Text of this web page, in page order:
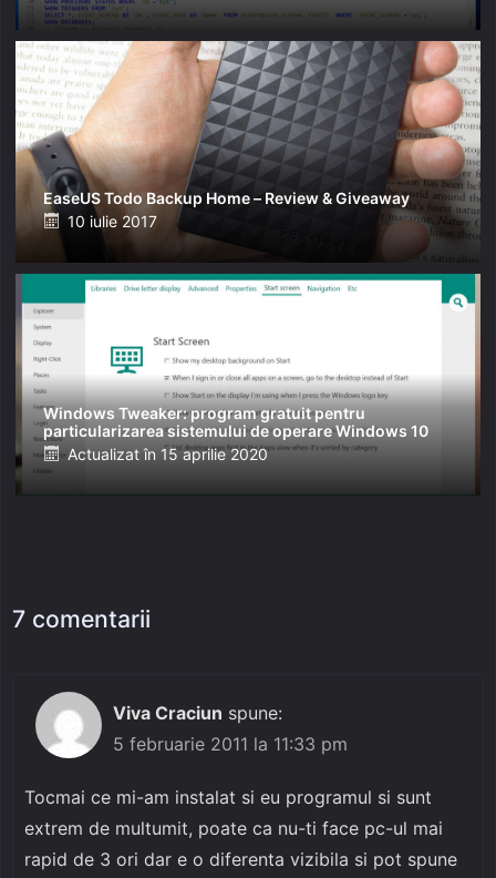
on
EaseUS Todo Backup Home – Review & Giveaway
Posted
10 iulie 2017
Windows Tweaker: program gratuit pentru
particularizarea sistemului de operare Windows 10
Posted
Actualizat în 15 aprilie 2020
7 comentarii
Viva Craciun spune:
5 februarie 2011 la 11:33 pm
Tocmai ce mi-am instalat si eu programul si sunt
extrem de multumit, poate ca nu-ti face pc-ul mai
rapid de 3 ori dar e o diferenta vizibila si pot spune